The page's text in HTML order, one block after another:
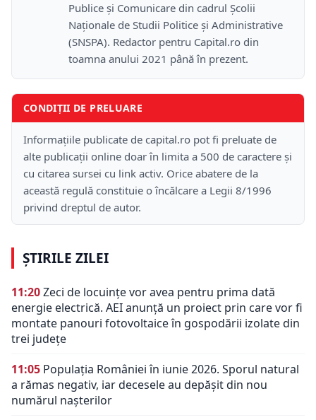
Publice și Comunicare din cadrul Școlii
Naţionale de Studii Politice și Administrative
(SNSPA). Redactor pentru Capital.ro din
toamna anului 2021 până în prezent.
CONDIȚII DE PRELUARE
Informațiile publicate de capital.ro pot fi preluate de
alte publicații online doar în limita a 500 de caractere și
cu citarea sursei cu link activ. Orice abatere de la
această regulă constituie o încălcare a Legii 8/1996
privind dreptul de autor.
ȘTIRILE ZILEI
11:20Zeci de locuințe vor avea pentru prima dată
energie electrică. AEI anunță un proiect prin care vor fi
montate panouri fotovoltaice în gospodării izolate din
trei județe
11:05 Populația României în iunie 2026. Sporul natural
a rămas negativ, iar decesele au depășit din nou
numărul nașterilor